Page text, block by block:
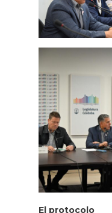
El protocolo